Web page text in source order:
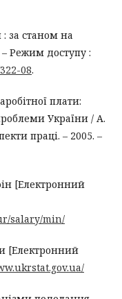
за станом на
Режим доступу :
08.
плати:
України / А.
праці. – 2005. –
[Електронний
salary/min/
[Електронний